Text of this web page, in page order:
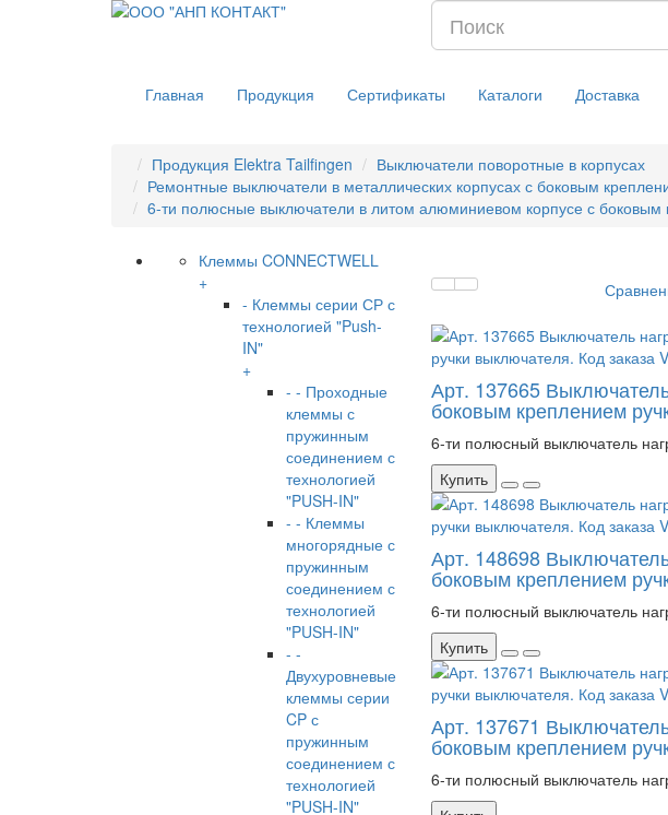
Главная
Продукция Сертификаты Каталоги Доставка
Продукция Elektra Tailfingen
Выключатели поворотные в корпусах
Ремонтные выключатели в металлических корпусах с боковым
6-ти полюсные выключатели в литом алюминиевом корпусе с боковым
Клеммы CONNECTWELL
+
- Клеммы серии СР с
технологией "Push-
IN"
+
- - Проходные
клеммы с
пружинным
соединением с
технологией
"PUSH-IN"
- - Клеммы
многорядные с
пружинным
соединением с
технологией
"PUSH-IN"
- -
Двухуровневые
клеммы серии
CP с
пружинным
соединением с
технологией
"PUSH-IN"
Арт. 137665
боковым креплением
6-ти полюсный выключатель
Купить
Арт. 148698
боковым креплением
6-ти полюсный выключатель
Купить
Арт. 137671
боковым креплением
6-ти полюсный выключатель